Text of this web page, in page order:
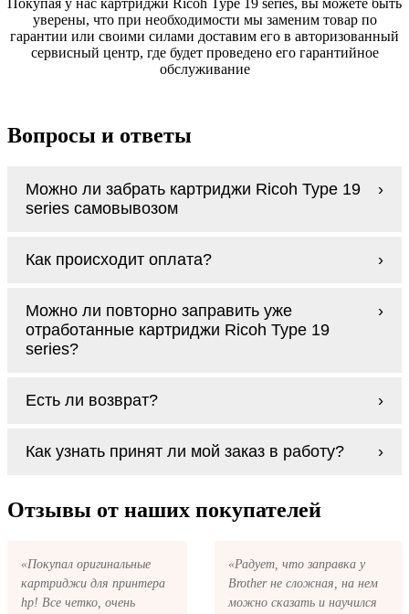
Покупая у нас картриджи Ricoh Type 19 series, вы можете быть
уверены, что при необходимости мы заменим товар по
гарантии или своими силами доставим его в авторизованный
сервисный центр, где будет проведено его гарантийное
обслуживание
Вопросы и ответы
Можно ли забрать картриджи Ricoh Type 19
series самовывозом
доставим заказ и сделаем это бесплатно
Мы гарантируем цельность упаковки, когда
доставляем Вам картриджи Ricoh Type 19
series
Как происходит оплата?
series наличными курьеру при получении
заказа.
Можно ли повторно заправить уже
отработанные картриджи Ricoh Type 19
series?
процесс проще, в случае с оригиналами
В любом случае вы можете заправить
картриджи Ricoh Type 19 series. У нас
любых моделей принтеров.
Есть ли возврат?
какой-то причине вам не подошли, мы при
Как узнать принят ли мой заказ в работу?
Ricoh Type 19 series на указанную вами
электронную почту придёт письмо с копией
чтобы оформить доставку. Если вы не
получили письмо с копией заказа,
пожалуйста, свяжитесь с нами через сервис
Отзывы от наших покупателей
«Покупал оригинальные
картриджи для принтера
hp! Все четко, очень
«Радует, что заправка у
Brother не сложная, на нем
можно сказать и научился